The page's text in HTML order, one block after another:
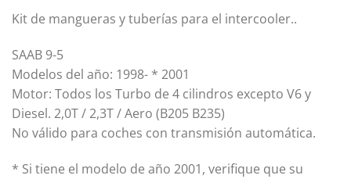
Kit de mangueras y tuberías para el intercooler..
SAAB 9-5
Modelos del año: 1998- * 2001
Motor: Todos los Turbo de 4 cilindros excepto V6 y
Diesel. 2,0T / 2,3T / Aero (B205 B235)
No válido para coches con transmisión automática.
* Si tiene el modelo de año 2001, verifique que su